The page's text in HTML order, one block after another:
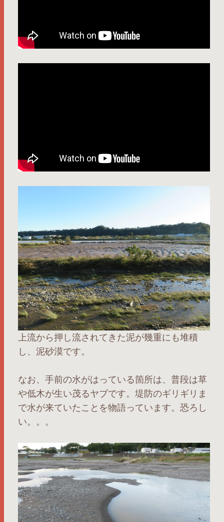
上流から押し流されてきた泥が幾重にも堆積
し、泥砂漠です。
なお、手前の水がはっている箇所は、普段は草
や低木が生い茂るヤブです。堤防のギリギリま
で水が来ていたことを物語っています。恐ろし
い。。。